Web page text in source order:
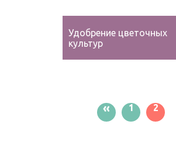
Удобрение цветочных
культур
« 1 2